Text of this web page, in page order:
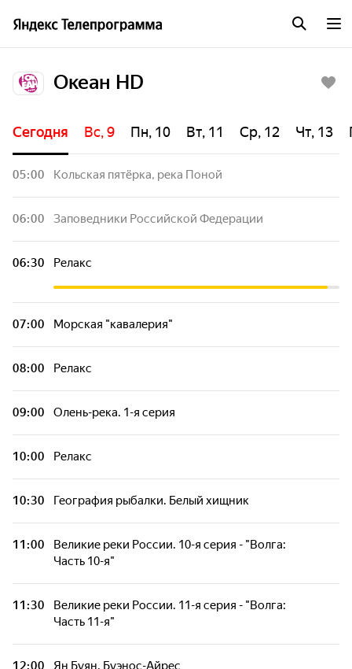
Океан HD
Сегодня Вс, 9 Пн, 10 Вт, 11 Ср, 12 Чт, 13
05:00 Кольская пятёрка, река Поной
06:00 Заповедники Российской Федерации
06:30 Релакс
07:00 Морская "кавалерия"
08:00 Релакс
09:00 Олень-река. 1-я серия
10:00 Релакс
10:30 География рыбалки. Белый хищник
11:00
Великие реки России. 10-я серия - "Волга:
Часть 10-я"
11:30
Великие реки России. 11-я серия - "Волга:
Часть 11-я"
12:00 Ян Буян. Буэнос-Айрес